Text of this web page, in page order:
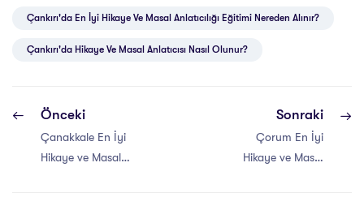
Çankırı'da En İyi Hikaye Ve Masal Anlatıcılığı Eğitimi Nereden Alınır?
Çankırı'da Hikaye Ve Masal Anlatıcısı Nasıl Olunur?
Önceki
Çanakkale En İyi
Hikaye ve Masal
Sonraki
Çorum En İyi
Hikaye ve Masal